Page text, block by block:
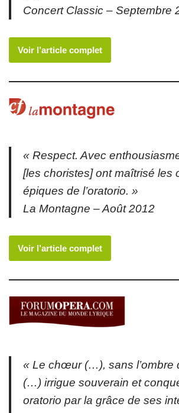
Concert Classic – Septembre
Voir l’article complet
« Respect. Avec
[les choristes] ont maîtrisé les
épiques de l’oratorio. »
La Montagne – Août 2012
Voir l’article complet
« Le chœur (…), sans l’ombre
(…) irrigue souverain et
oratorio par la grâce de ses